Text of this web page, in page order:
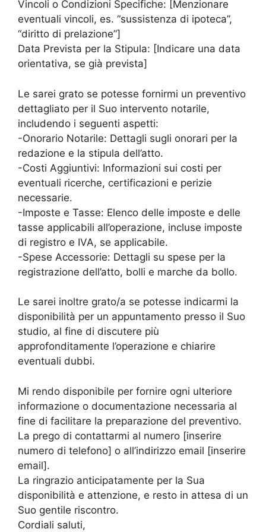
Vincoli o Condizioni Specifiche: [Menzionare
eventuali vincoli, es. “sussistenza di ipoteca”,
“diritto di prelazione”]
Data Prevista per la Stipula: [Indicare una data
orientativa, se già prevista]
Le sarei grato se potesse fornirmi un preventivo
dettagliato per il Suo intervento notarile,
includendo i seguenti aspetti:
-Onorario Notarile: Dettagli sugli onorari per la
redazione e la stipula dell’atto.
-Costi Aggiuntivi: Informazioni sui costi per
eventuali ricerche, certificazioni e perizie
necessarie.
-Imposte e Tasse: Elenco delle imposte e delle
tasse applicabili all’operazione, incluse imposte
di registro e IVA, se applicabile.
-Spese Accessorie: Dettagli su spese per la
registrazione dell’atto, bolli e marche da bollo.
Le sarei inoltre grato/a se potesse indicarmi la
disponibilità per un appuntamento presso il Suo
studio, al fine di discutere più
approfonditamente l’operazione e chiarire
eventuali dubbi.
Mi rendo disponibile per fornire ogni ulteriore
informazione o documentazione necessaria al
fine di facilitare la preparazione del preventivo.
La prego di contattarmi al numero [inserire
numero di telefono] o all’indirizzo email [inserire
email].
La ringrazio anticipatamente per la Sua
disponibilità e attenzione, e resto in attesa di un
Suo gentile riscontro.
Cordiali saluti,